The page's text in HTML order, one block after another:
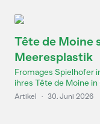
Tête de Moine
Meeresplastik
Fromages Spielhofer
ihres Tête de Moine
Artikel · 30. Juni 2026